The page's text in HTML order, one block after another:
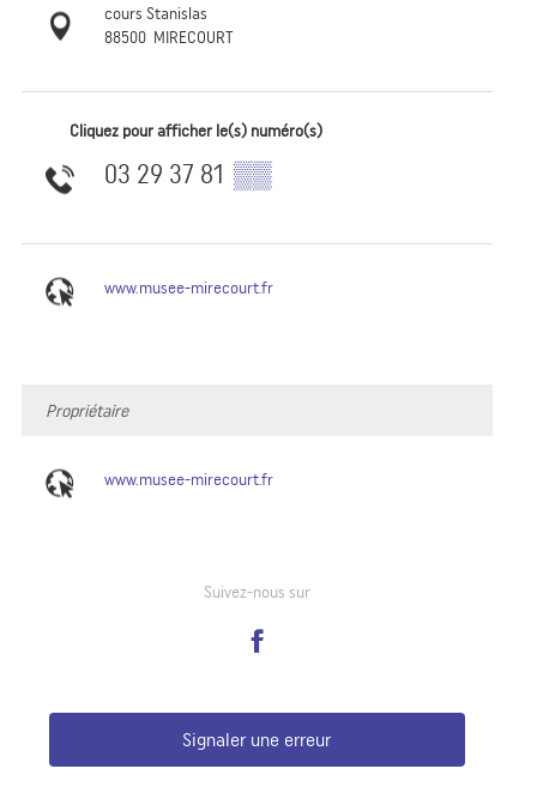
cours Stanislas
88500 MIRECOURT
Cliquez pour afficher le(s) numéro(s)
03 29 37 81 ▒▒
www.musee-mirecourt.fr
Propriétaire
www.musee-mirecourt.fr
Suivez-nous sur
Signaler une erreur